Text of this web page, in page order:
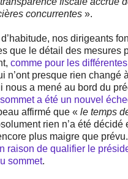
concurrentes ».
nos dirigeants
que le détail des mesures
comme pour les
n’ont presque rien changé
nous a mené au bord du
a été un nouvel
affirmé que « le temps
rien n’a été décidé
plus maigre que prévu.
raison de qualifier le
sommet.